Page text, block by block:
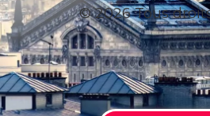
© 2026 Tous